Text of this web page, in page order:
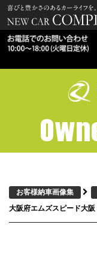
お客様納車画像集
大阪府エムズスピード大阪